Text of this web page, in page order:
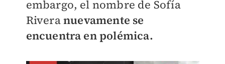
embargo, el nombre de Sofía
Riveranuevamente se
encuentra en polémica.